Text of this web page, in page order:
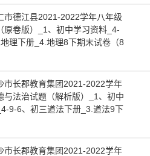
市德江县2021-2022学年八年级
原卷版）_1、初中学习资料_4-
理下册_4.地理8下期末试卷（8
市长郡教育集团2021-2022学年
与法治试题（解析版）_1、初中
9-6、初三道法下册_3.道法9下
市长郡教育集团2021-2022学年